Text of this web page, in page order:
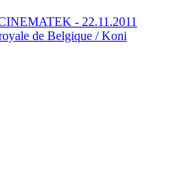
- 22.11.2011
de Belgique / Koni